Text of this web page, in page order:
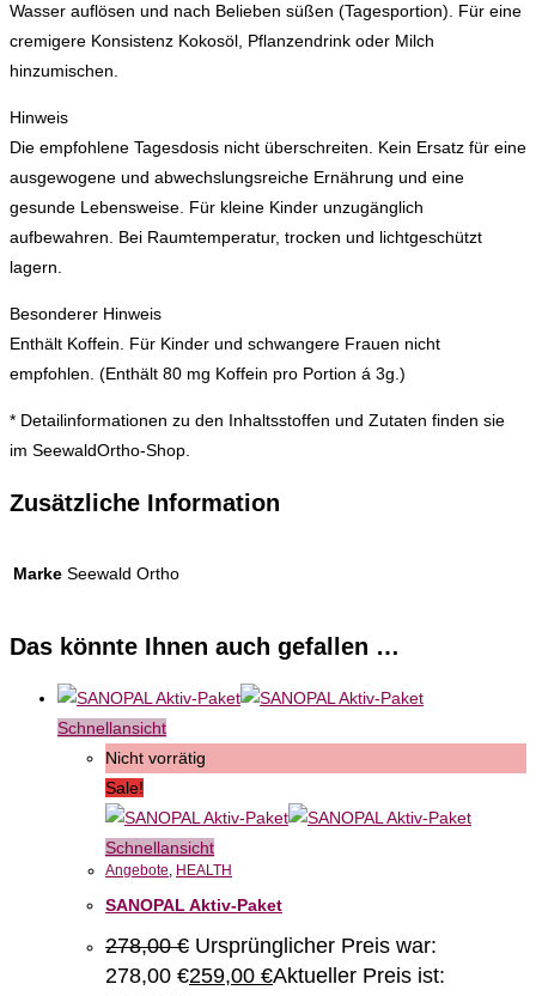
Wasser auflösen und nach Belieben süßen (Tagesportion). Für eine
cremigere Konsistenz Kokosöl, Pflanzendrink oder Milch
hinzumischen.
Hinweis
Die empfohlene Tagesdosis nicht überschreiten. Kein Ersatz für eine
ausgewogene und abwechslungsreiche Ernährung und eine
gesunde Lebensweise. Für kleine Kinder unzugänglich
aufbewahren. Bei Raumtemperatur, trocken und lichtgeschützt
lagern.
Besonderer Hinweis
Enthält Koffein. Für Kinder und schwangere Frauen nicht
empfohlen. (Enthält 80 mg Koffein pro Portion á 3g.)
* Detailinformationen zu den Inhaltsstoffen und Zutaten finden sie
im SeewaldOrtho-Shop.
Zusätzliche Information
Marke Seewald Ortho
Das könnte Ihnen auch gefallen …
Schnellansicht
Nicht vorrätig
Sale!
Schnellansicht
Angebote HEALTH
SANOPAL Aktiv-Paket
278,00€ Ursprünglicher Preis war:
278,00 €259,00 €Aktueller Preis ist: